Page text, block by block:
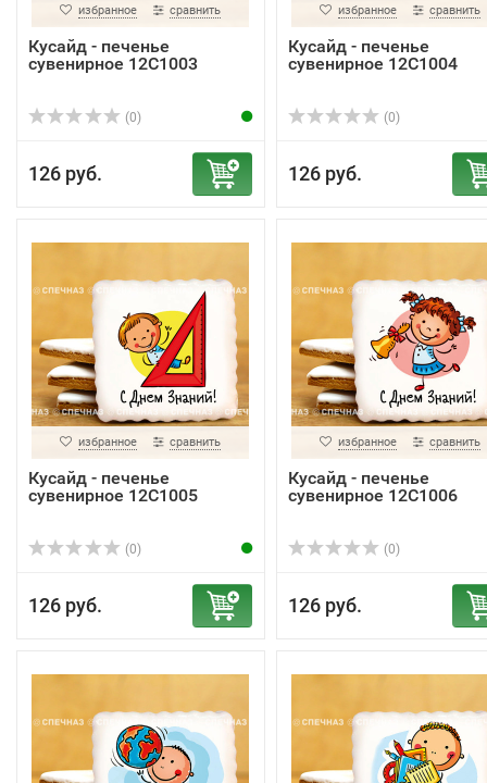
избранное сравнить
Кусайд - печенье
сувенирное 12С1003
(0)
126 руб.
избранное сравнить
Кусайд - печенье
сувенирное 12С1004
(0)
126 руб.
избранное сравнить
Кусайд - печенье
сувенирное 12С1005
(0)
126 руб.
избранное сравнить
Кусайд - печенье
сувенирное 12С1006
(0)
126 руб.